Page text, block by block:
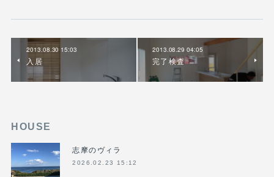
2013.08.30 15:03
入居
2013.08.29 04:05
完了検査
HOUSE
志摩のヴィラ
2026.02.23 15:12